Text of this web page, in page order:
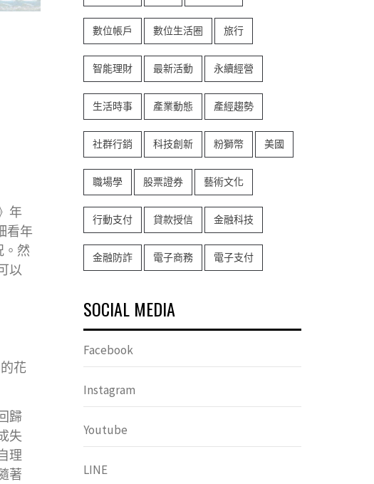
年
看年
。然
以
花
歸
失
理
著
數位帳戶 數位生活圈 旅行
智能理財 最新活動 永續經營
生活時事 產業動態 產經趨勢
社群行銷 科技創新 粉獅幣 美國
職場學 股票證券 藝術文化
行動支付 貸款授信 金融科技
金融防詐 電子商務 電子支付
SOCIAL MEDIA
Facebook
Instagram
Youtube
LINE